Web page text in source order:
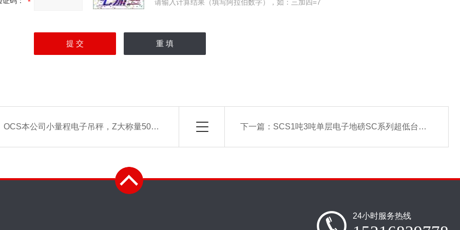
请输入计算结果（填写阿拉伯数字），如：三加四=7
OCS本公司小量程电子吊秤，Z大称量500千克测力仪 下一篇： SCS1吨3吨单层电子地磅SC系列超低台面小地磅直销
24小时服务热线